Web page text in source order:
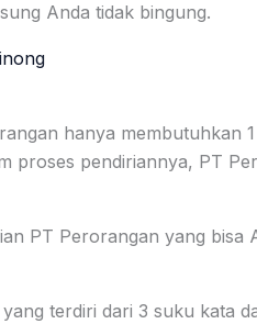
Anda tidak bingung.
hanya membutuhkan
proses pendiriannya, PT
PT Perorangan yang bisa
terdiri dari 3 suku kata